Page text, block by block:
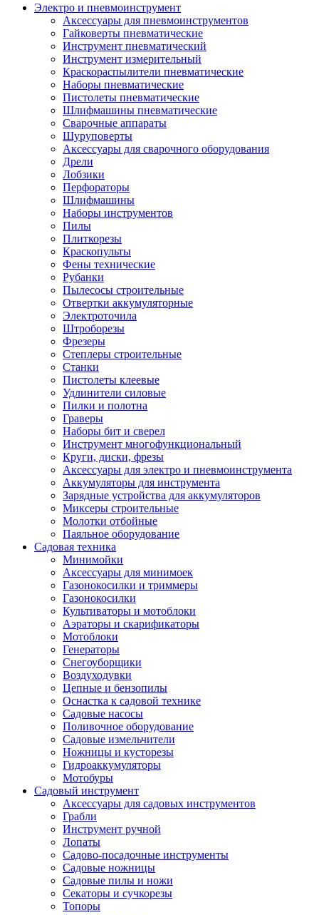
Инструмент ручной
Лопаты
Садово-посадочные инструменты
Садовые ножницы
Садовые пилы и ножи
Секаторы и сучкорезы
Топоры
Баллоны газовые
Мангалы и коптильни
Мебель для сада
Ножницы по металлу
Тележки садовые
Автомобильная техника
Автозвук
Автомагнитолы
Колонки
Усилители
Модуляторы fm
Аксессуары
Электроника
Видеорегистраторы
Радар-детекторы
Парковочные радары
Навигаторы и аксессуары
Навигаторы
Камеры заднего вида
Автомобильные антенны
Сигнализации автомобильные
Телевизоры и мониторы автомобильные
Аксессуары
Автолампы
Автомобильные провода, кабели,
Автомобильный инструмент
Автохимия
Аккумуляторы, зарядные устройства,
Домкраты
Компрессоры и манометры
Разветвители и адаптеры прикуривателя
Термохолодильники
Шумоизоляция
Щетки стеклоочистителей
Прочие аксессуары для автомобилей
Велосипеды и самокаты
Электротранспорт
Радиоуправляемые модели
Аксессуары для велосипедов
аксессуары для радиоуправляемых моделей
Расходные материалы
Бумага разная
Бумага для офисной техники
Бумага для профессиональной печати
Фотобумага
Наклейки
Термобумага
Бумага для факса
Пленка для печати
Пленка для ламинирования
Материалы для заправки
Чернила и заправки
Фотобарабаны
Оригинальные расходные материалы
Для лазерных устройств печати
Электро и пневмоинструмент
Аксессуары для пневмоинструментов
Гайковерты пневматические
Инструмент пневматический
Инструмент измерительный
Краскораспылители пневматические
Наборы пневматические
Пистолеты пневматические
Шлифмашины пневматические
Сварочные аппараты
Шуруповерты
Аксессуары для сварочного оборудования
Дрели
Лобзики
Перфораторы
Шлифмашины
Наборы инструментов
Пилы
Плиткорезы
Краскопульты
Фены технические
Рубанки
Пылесосы строительные
Отвертки аккумуляторные
Электроточила
Штроборезы
Фрезеры
Степлеры строительные
Станки
Пистолеты клеевые
Удлинители силовые
Пилки и полотна
Граверы
Наборы бит и сверел
Инструмент многофункциональный
Круги, диски, фрезы
Аксессуары для электро и пневмоинструмента
Аккумуляторы для инструмента
Зарядные устройства для аккумуляторов
Миксеры строительные
Молотки отбойные
Паяльное оборудование
Садовая техника
Минимойки
Аксессуары для минимоек
Газонокосилки и триммеры
Газонокосилки
Культиваторы и мотоблоки
Аэраторы и скарификаторы
Мотоблоки
Генераторы
Снегоуборщики
Воздуходувки
Цепные и бензопилы
Оснастка к садовой технике
Садовые насосы
Поливочное оборудование
Садовые измельчители
Ножницы и кусторезы
Гидроаккумуляторы
Мотобуры
Садовый инструмент
Аксессуары для садовых инструментов
Грабли
Инструмент ручной
Лопаты
Садово-посадочные инструменты
Садовые ножницы
Садовые пилы и ножи
Секаторы и сучкорезы
Топоры